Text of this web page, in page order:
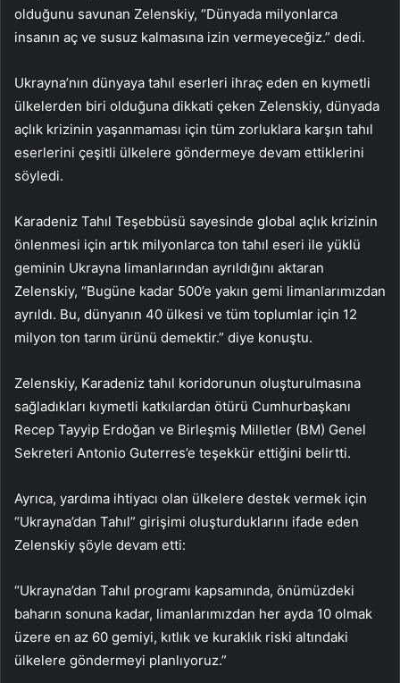
olduğunu savunan Zelenskiy, “Dünyada milyonlarca
insanın aç ve susuz kalmasına izin vermeyeceğiz.” dedi.
Ukrayna’nın dünyaya tahıl eserleri ihraç eden en kıymetli
ülkelerden biri olduğuna dikkati çeken Zelenskiy, dünyada
açlık krizinin yaşanmaması için tüm zorluklara karşın tahıl
eserlerini çeşitli ülkelere göndermeye devam ettiklerini
söyledi.
Karadeniz Tahıl Teşebbüsü sayesinde global açlık krizinin
önlenmesi için artık milyonlarca ton tahıl eseri ile yüklü
geminin Ukrayna limanlarından ayrıldığını aktaran
Zelenskiy, “Bugüne kadar 500’e yakın gemi limanlarımızdan
ayrıldı. Bu, dünyanın 40 ülkesi ve tüm toplumlar için 12
milyon ton tarım ürünü demektir.” diye konuştu.
Zelenskiy, Karadeniz tahıl koridorunun oluşturulmasına
sağladıkları kıymetli katkılardan ötürü Cumhurbaşkanı
Recep Tayyip Erdoğan ve Birleşmiş Milletler (BM) Genel
Sekreteri Antonio Guterres’e teşekkür ettiğini belirtti.
Ayrıca, yardıma ihtiyacı olan ülkelere destek vermek için
“Ukrayna’dan Tahıl” girişimi oluşturduklarını ifade eden
Zelenskiy şöyle devam etti:
“Ukrayna’dan Tahıl programı kapsamında, önümüzdeki
baharın sonuna kadar, limanlarımızdan her ayda 10 olmak
üzere en az 60 gemiyi, kıtlık ve kuraklık riski altındaki
ülkelere göndermeyi planlıyoruz.”